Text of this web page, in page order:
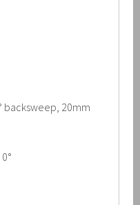
backsweep, 20mm